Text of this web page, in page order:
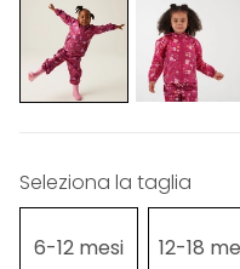
Seleziona la taglia
6-12 mesi 12-18